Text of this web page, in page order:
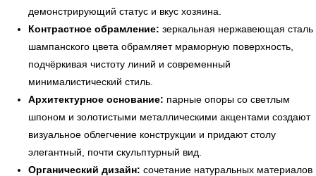
демонстрирующий статус и вкус хозяина.
Контрастное обрамление: зеркальная нержавеющая сталь
шампанского цвета обрамляет мраморную поверхность,
подчёркивая чистоту линий и современный
минималистический стиль.
Архитектурное основание: парные опоры со светлым
шпоном и золотистыми металлическими акцентами создают
визуальное облегчение конструкции и придают столу
элегантный, почти скульптурный вид.
Органический дизайн: сочетание натуральных материалов